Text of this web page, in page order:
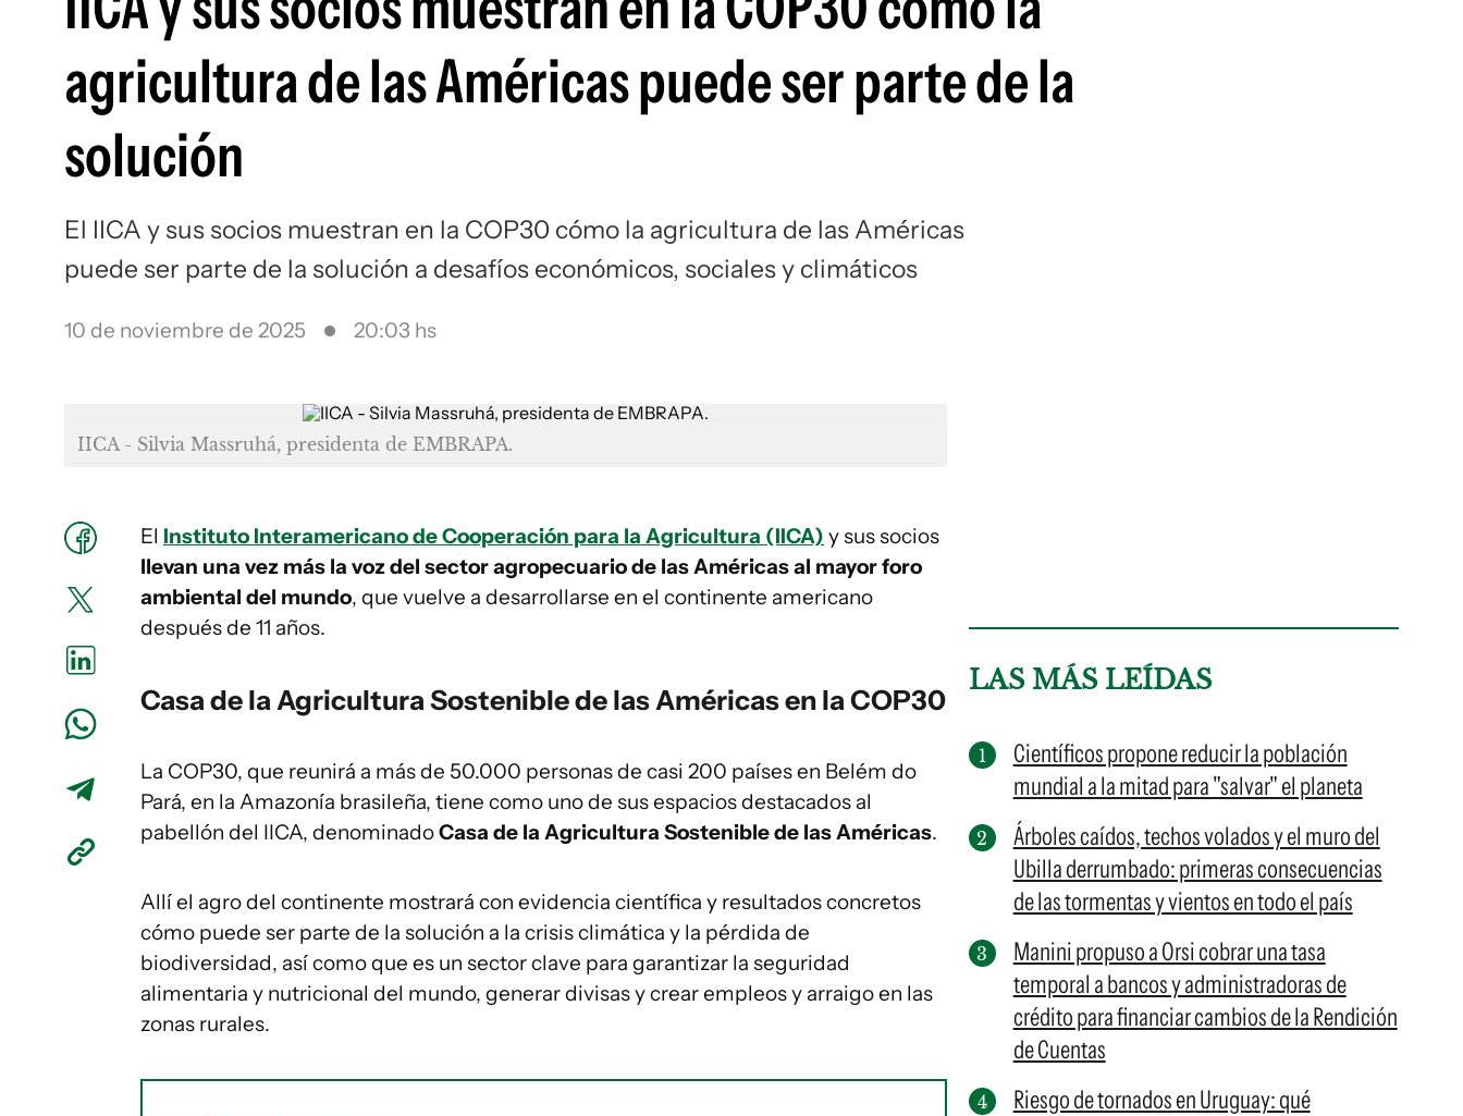
agricultura de las Américas puede ser parte de la
solución
El IICA y sus socios muestran en la COP30 cómo la agricultura de las Américas
puede ser parte de la solución a desafíos económicos, sociales y climáticos
10 de noviembre de 2025 20:03 hs
IICA - Silvia Massruhá, presidenta de EMBRAPA.
El Instituto Interamericano de Cooperación para la Agricultura (IICA) y sus socios
llevan una vez más la voz del sector agropecuario de las Américas al mayor foro
ambiental del mundo, que vuelve a desarrollarse en el continente americano
después de 11 años.
Casa de la Agricultura Sostenible de las Américas en la COP30
La COP30, que reunirá a más de 50.000 personas de casi 200 países en Belém do
Pará, en la Amazonía brasileña, tiene como uno de sus espacios destacados al
pabellón del IICA, denominadoCasa de la Agricultura Sostenible de las Américas.
Allí el agro del continente mostrará con evidencia científica y resultados concretos
cómo puede ser parte de la solución a la crisis climática y la pérdida de
biodiversidad, así como que es un sector clave para garantizar la seguridad
alimentaria y nutricional del mundo, generar divisas y crear empleos y arraigo en las
zonas rurales.
LAS MÁS LEÍDAS
Científicos propone reducir la población
mundial a la mitad para "salvar" el planeta
Árboles caídos, techos volados y el muro del
Ubilla derrumbado: primeras consecuencias
de las tormentas y vientos en todo el país
Manini propuso a Orsi cobrar una tasa
temporal a bancos y administradoras de
crédito para financiar cambios de la Rendición
de Cuentas
Riesgo de tornados en Uruguay: qué